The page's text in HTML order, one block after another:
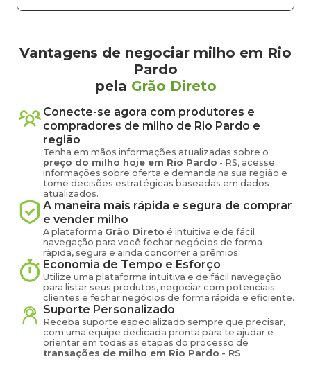
Vantagens de negociar milho em Rio
Pardo
pela Grão Direto
Conecte-se agora com produtores e
compradores de milho de Rio Pardo e
região
Tenha em mãos informações atualizadas sobre o
preço do milho hoje em Rio Pardo - RS, acesse
informações sobre oferta e demanda na sua região e
tome decisões estratégicas baseadas em dados
atualizados.
A maneira mais rápida e segura de comprar
e vender milho
A plataforma Grão Direto é intuitiva e de fácil
navegação para você fechar negócios de forma
rápida, segura e ainda concorrer a prêmios.
Economia de Tempo e Esforço
Utilize uma plataforma intuitiva e de fácil navegação
para listar seus produtos, negociar com potenciais
clientes e fechar negócios de forma rápida e eficiente.
Suporte Personalizado
Receba suporte especializado sempre que precisar,
com uma equipe dedicada pronta para te ajudar e
orientar em todas as etapas do processo de
transações de milho em Rio Pardo - RS.